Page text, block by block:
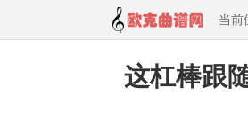
当前
这杠棒跟